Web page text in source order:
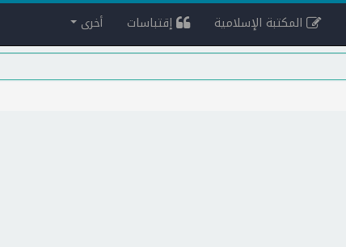
المكتبة الإسلامية إقتباسات أخرى